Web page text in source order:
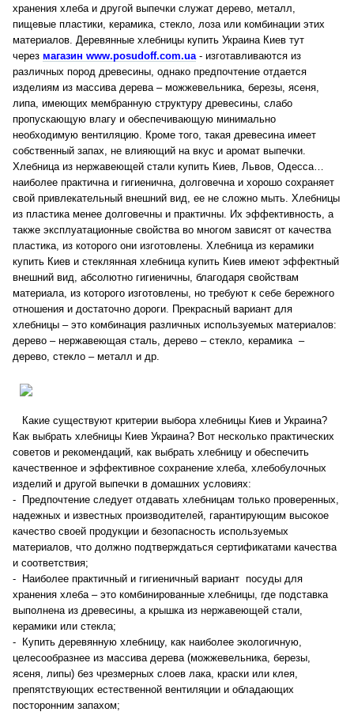
хранения хлеба и другой выпечки служат дерево, металл,
пищевые пластики, керамика, стекло, лоза или комбинации этих
материалов. Деревянные хлебницы купить Украина Киев тут
через магазин www.posudoff.com.ua- изготавливаются из
различных пород древесины, однако предпочтение отдается
изделиям из массива дерева – можжевельника, березы, ясеня,
липа, имеющих мембранную структуру древесины, слабо
пропускающую влагу и обеспечивающую минимально
необходимую вентиляцию. Кроме того, такая древесина имеет
собственный запах, не влияющий на вкус и аромат выпечки.
Хлебница из нержавеющей стали купить Киев, Львов, Одесса…
наиболее практична и гигиенична, долговечна и хорошо сохраняет
свой привлекательный внешний вид, ее не сложно мыть. Хлебницы
из пластика менее долговечны и практичны. Их эффективность, а
также эксплуатационные свойства во многом зависят от качества
пластика, из которого они изготовлены. Хлебница из керамики
купить Киев и стеклянная хлебница купить Киев имеют эффектный
внешний вид, абсолютно гигиеничны, благодаря свойствам
материала, из которого изготовлены, но требуют к себе бережного
отношения и достаточно дороги. Прекрасный вариант для
хлебницы – это комбинация различных используемых материалов:
дерево – нержавеющая сталь, дерево – стекло, керамика –
дерево, стекло – металл и др.
Какие существуют критерии выбора хлебницы Киев и Украина?
Как выбрать хлебницы Киев Украина? Вот несколько практических
советов и рекомендаций, как выбрать хлебницу и обеспечить
качественное и эффективное сохранение хлеба, хлебобулочных
изделий и другой выпечки в домашних условиях:
- Предпочтение следует отдавать хлебницам только проверенных,
надежных и известных производителей, гарантирующим высокое
качество своей продукции и безопасность используемых
материалов, что должно подтверждаться сертификатами качества
и соответствия;
- Наиболее практичный и гигиеничный вариант посуды для
хранения хлеба – это комбинированные хлебницы, где подставка
выполнена из древесины, а крышка из нержавеющей стали,
керамики или стекла;
- Купить деревянную хлебницу, как наиболее экологичную,
целесообразнее из массива дерева (можжевельника, березы,
ясеня, липы) без чрезмерных слоев лака, краски или клея,
препятствующих естественной вентиляции и обладающих
посторонним запахом;